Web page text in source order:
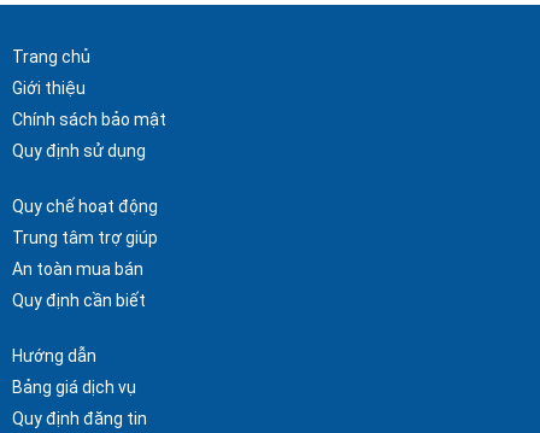
Trang chủ
Giới thiệu
Chính sách bảo mật
Quy định sử dụng
Quy chế hoạt động
Trung tâm trợ giúp
An toàn mua bán
Quy định cần biết
Hướng dẫn
Bảng giá dịch vụ
Quy định đăng tin